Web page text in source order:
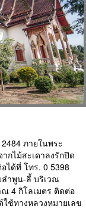
ภายในพระ
กไม้สะเดาลงรักปิด
ได้ที่ โทร. 0 5398
ลำพูน-ลี้ บริเวณ
ณ 4 กิโลเมตร ติดต่อ
ใช้ทางหลวงหมายเลข